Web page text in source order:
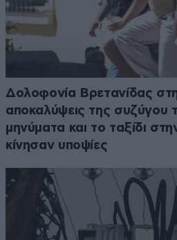
Δολοφονία Βρετανίδας
αποκαλύψεις της
μηνύματα και το ταξίδι
κίνησαν υποψίες